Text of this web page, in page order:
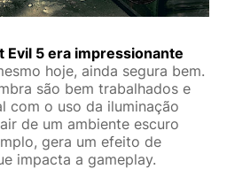
Evil 5 era impressionante
hoje, ainda segura bem.
são bem trabalhados e
com o uso da iluminação
de um ambiente escuro
gera um efeito de
impacta a gameplay.